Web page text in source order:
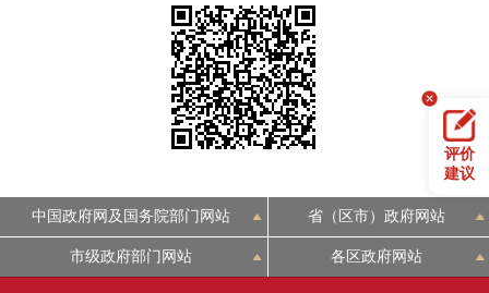
评价
建议
中国政府网及国务院部门网站 省（区市）政府网站
市级政府部门网站 各区政府网站